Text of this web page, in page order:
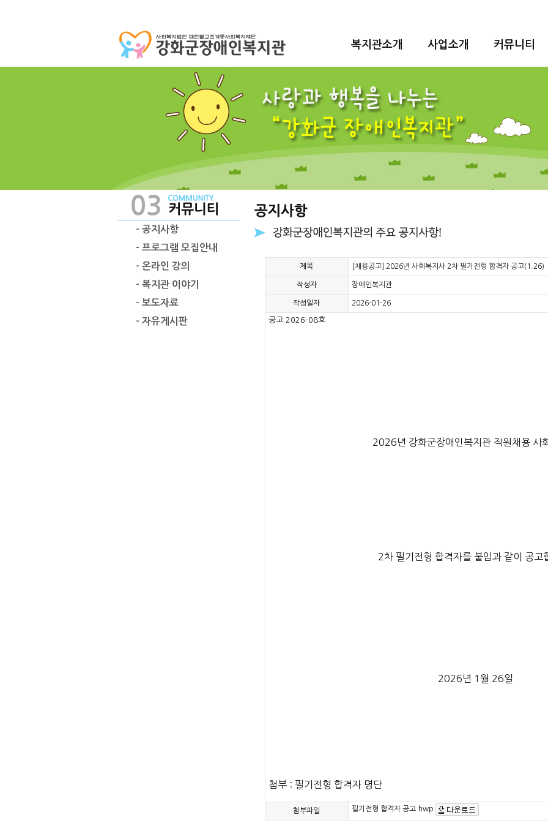
복지관소개 사업소개 커뮤니티
- 공지사항
- 프로그램 모집안내
- 온라인 강의
- 복지관 이야기
- 보도자료
- 자유게시판
제목 [채용공고] 2026년 사회복지사 2차 필기전형 합격자 공고(1.26)
작성자 장애인복지관
작성일자 2026-01-26
공고 2026-08호
2026년 강화군장애인복지관 직원채용 사
2차 필기전형 합격자를 붙임과 같이 공고
2026년 1월 26일
첨부 : 필기전형 합격자 명단
첨부파일 필기전형 합격자 공고.hwp